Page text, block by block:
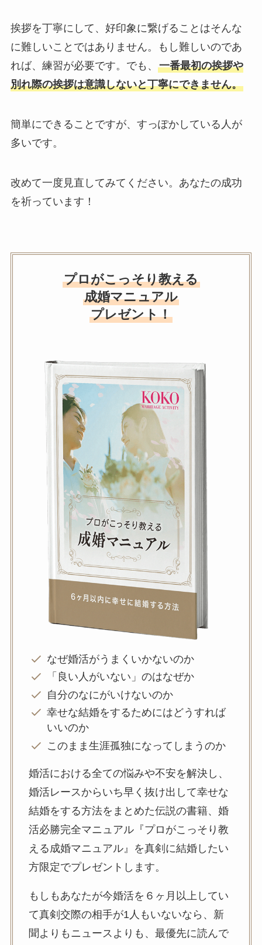
挨拶を丁寧にして、好印象に繋げることはそんな
に難しいことではありません。もし難しいのであ
れば、練習が必要です。でも、 一番最初の挨拶や
別れ際の挨拶は意識しないと丁寧にできません。
簡単にできることですが、すっぽかしている人が
多いです。
改めて一度見直してみてください。あなたの成功
を祈っています！
プロがこっそり教える
成婚マニュアル
プレゼント！
なぜ婚活がうまくいかないのか
「良い人がいない」のはなぜか
自分のなにがいけないのか
幸せな結婚をするためにはどうすれば
いいのか
このまま生涯孤独になってしまうのか
婚活における全ての悩みや不安を解決し、
婚活レースからいち早く抜け出して幸せな
結婚をする方法をまとめた伝説の書籍、婚
活必勝完全マニュアル『プロがこっそり教
える成婚マニュアル』を真剣に結婚したい
方限定でプレゼントします。
もしもあなたが今婚活を６ヶ月以上してい
て真剣交際の相手が1人もいないなら、新
聞よりもニュースよりも、最優先に読んで